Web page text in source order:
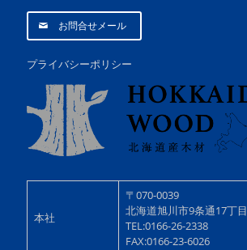
お問合せメール
プライバシーポリシー
本社
〒070-0039
北海道旭川市9条通17丁目
TEL:0166-26-2338
FAX:0166-23-6026